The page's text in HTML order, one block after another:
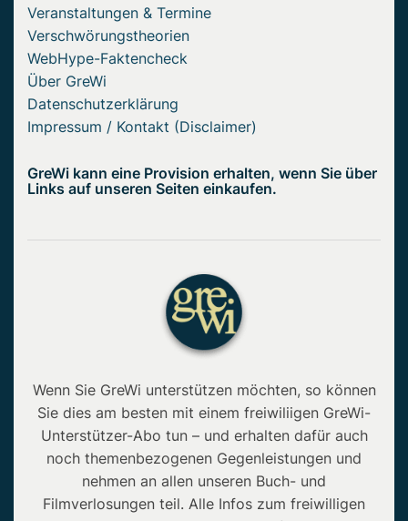
Veranstaltungen & Termine
Verschwörungstheorien
WebHype-Faktencheck
Über GreWi
Datenschutzerklärung
Impressum / Kontakt (Disclaimer)
GreWi kann eine Provision erhalten, wenn Sie über
Links auf unseren Seiten einkaufen.
Wenn Sie GreWi unterstützen möchten, so können
Sie dies am besten mit einem freiwiliigen GreWi-
Unterstützer-Abo tun – und erhalten dafür auch
noch themenbezogenen Gegenleistungen und
nehmen an allen unseren Buch- und
Filmverlosungen teil. Alle Infos zum freiwilligen